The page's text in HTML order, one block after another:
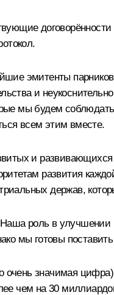
эмитенты
и
мы будем
всем этим вместе.
и
развития
держав,
роль в улучшении
мы готовы
значимая
чем на 30